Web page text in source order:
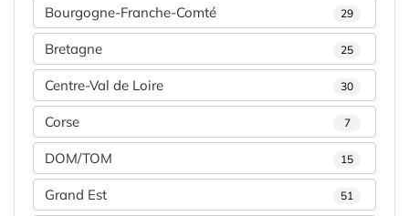
Bourgogne-Franche-Comté 29
Bretagne 25
Centre-Val de Loire 30
Corse 7
DOM/TOM 15
Grand Est 51